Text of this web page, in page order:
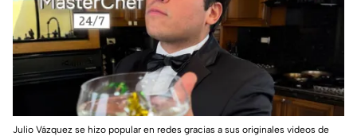
Julio Vázquez se hizo popular en redes gracias a sus originales videos de